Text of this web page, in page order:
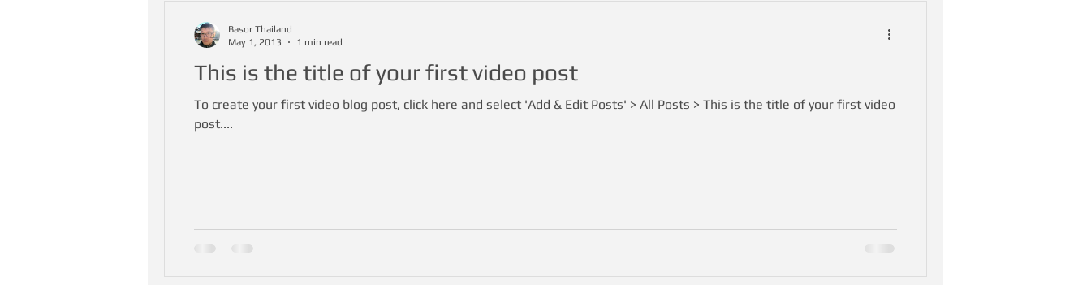
This is the title of your first video post
To create your first video blog post, click here and select 'Add & Edit Posts' > All Posts > This is the title of your first video
post....
Basor Thailand
May 1, 2013
1 min read